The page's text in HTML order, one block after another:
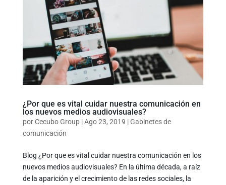
¿Por que es vital cuidar nuestra comunicación en
los nuevos medios audiovisuales?
porCecubo Group|Ago 23, 2019 |Gabinetes de
comunicación
Blog ¿Por que es vital cuidar nuestra comunicación en los
nuevos medios audiovisuales? En la última década, a raíz
de la aparición y el crecimiento de las redes sociales, la